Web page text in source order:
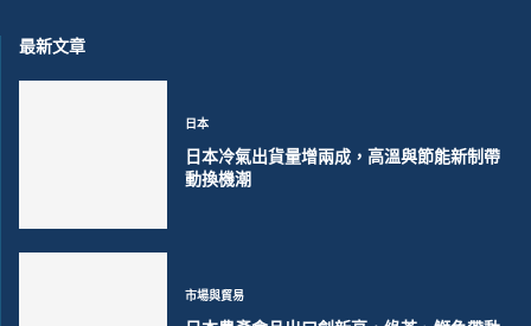
最新文章
日本
日本冷氣出貨量增兩成，高溫與節能新制帶
動換機潮
市場與貿易